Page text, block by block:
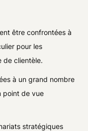
être confrontées à
pour les
de clientèle.
à un grand nombre
point de vue
stratégiques